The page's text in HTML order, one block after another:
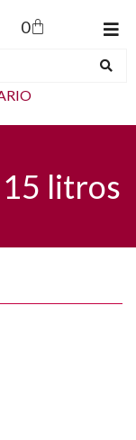
0
litros